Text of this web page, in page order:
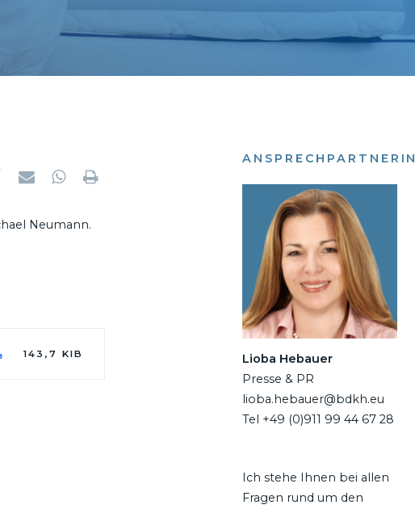
Neumann.
143,7 KIB
Lioba Hebauer
Presse & PR
lioba.hebauer@bdkh.eu
Tel +49 (0)911 99 44 67 28
Ich stehe Ihnen bei allen
Fragen rund um den